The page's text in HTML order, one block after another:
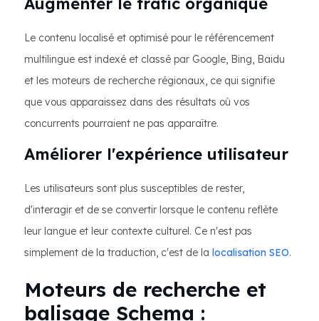
Le contenu localisé et optimisé pour le référencement
multilingue est indexé et classé par Google, Bing, Baidu
et les moteurs de recherche régionaux, ce qui signifie
que vous apparaissez dans des résultats où vos
concurrents pourraient ne pas apparaître.
Améliorer l'expérience utilisateur
Les utilisateurs sont plus susceptibles de rester,
d'interagir et de se convertir lorsque le contenu reflète
leur langue et leur contexte culturel. Ce n'est pas
simplement de la traduction, c'est de la localisation SEO.
Moteurs de recherche et
balisage Schema :